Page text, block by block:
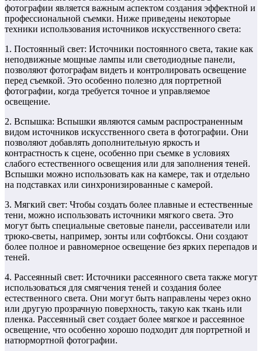
фотографии является важным аспектом создания эффектной и
профессиональной съемки. Ниже приведены некоторые
техники использования источников искусственного света:
1. Постоянный свет: Источники постоянного света, такие как
неподвижные мощные лампы или светодиодные панели,
позволяют фотографам видеть и контролировать освещение
перед съемкой. Это особенно полезно для портретной
фотографии, когда требуется точное и управляемое
освещение.
2. Вспышка: Вспышки являются самым распространенным
видом источников искусственного света в фотографии. Они
позволяют добавлять дополнительную яркость и
контрастность к сцене, особенно при съемке в условиях
слабого естественного освещения или для заполнения теней.
Вспышки можно использовать как на камере, так и отдельно
на подставках или синхронизированные с камерой.
3. Мягкий свет: Чтобы создать более плавные и естественные
тени, можно использовать источники мягкого света. Это
могут быть специальные световые панели, рассеиватели или
трюко-светы, например, зонты или софтбоксы. Они создают
более полное и равномерное освещение без ярких перепадов и
теней.
4. Рассеянный свет: Источники рассеянного света также могут
использоваться для смягчения теней и создания более
естественного света. Они могут быть направлены через окно
или другую прозрачную поверхность, такую как ткань или
пленка. Рассеянный свет создает более мягкое и рассеянное
освещение, что особенно хорошо подходит для портретной и
натюрмортной фотографии.